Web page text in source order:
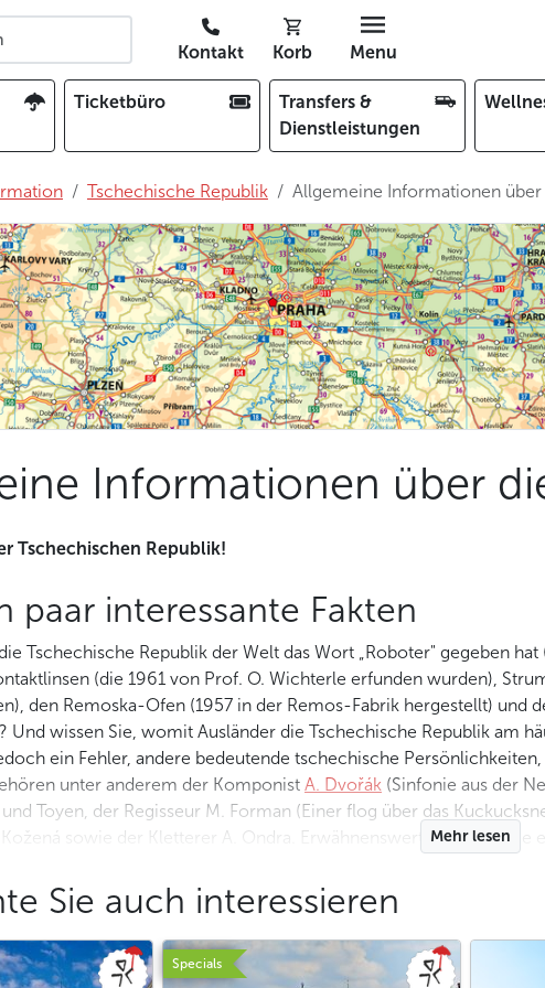
Kontakt Korb Menu
Ticketbüro
Transfers &
Dienstleistungen
Tschechische Republik Allgemeine Informationen
Informationen über
Tschechischen Republik!
paar interessante Fakten
Tschechische Republik der Welt das Wort „Roboter" gegeben
(die 1961 von Prof. O. Wichterle erfunden wurden),
den Remoska-Ofen (1957 in der Remos-Fabrik hergestellt)
Und wissen Sie, womit Ausländer die Tschechische Republik am
ein Fehler, andere bedeutende tschechische
unter anderem der Komponist A. Dvořák (Sinfonie aus der
und Toyen, der Regisseur M. Forman (Einer flog über das
sowie der Kletterer A. Ondra. Erwähnenswert sind auch die
Wenn man auch noch die natürliche Schönheit, die
und Schlösser sowie die zahlreichenKurorte
Mehr lesen
Sie auch interessieren
Specials